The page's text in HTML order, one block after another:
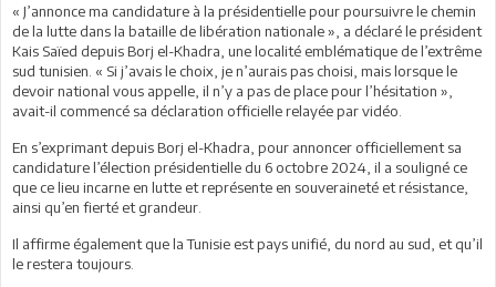
« J’annonce ma candidature à la présidentielle pour poursuivre le chemin
de la lutte dans la bataille de libération nationale », a déclaré le président
Kais Saïed depuis Borj el-Khadra, une localité emblématique de l’extrême
sud tunisien. « Si j’avais le choix, je n’aurais pas choisi, mais lorsque le
devoir national vous appelle, il n’y a pas de place pour l’hésitation »,
avait-il commencé sa déclaration officielle relayée par vidéo.
En s’exprimant depuis Borj el-Khadra, pour annoncer officiellement sa
candidature l’élection présidentielle du 6 octobre 2024, il a souligné ce
que ce lieu incarne en lutte et représente en souveraineté et résistance,
ainsi qu’en fierté et grandeur.
Il affirme également que la Tunisie est pays unifié, du nord au sud, et qu’il
le restera toujours.